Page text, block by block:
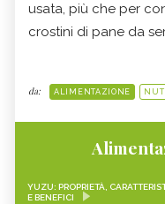
usata, più che per
crostini di pane da
da: ALIMENTAZIONE
YUZU: PROPRIETÀ,
E BENEFICI